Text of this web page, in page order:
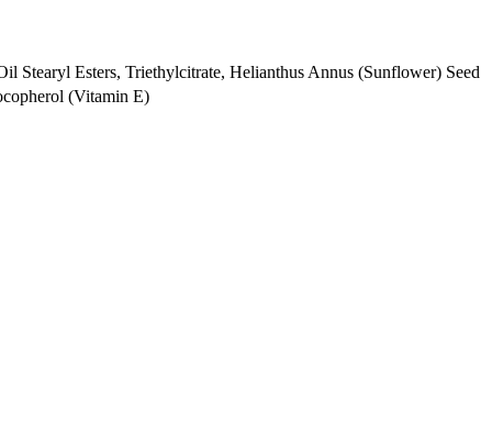
Stearyl Esters, Triethylcitrate, Helianthus Annus (Sunflower) Seed
(Vitamin E)